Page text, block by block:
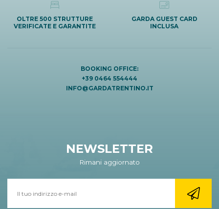
OLTRE 500 STRUTTURE
VERIFICATE E GARANTITE
GARDA GUEST CARD
INCLUSA
BOOKING OFFICE:
+39 0464 554444
INFO@GARDATRENTINO.IT
NEWSLETTER
Rimani aggiornato